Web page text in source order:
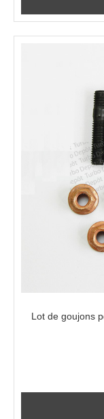
Lot de goujons